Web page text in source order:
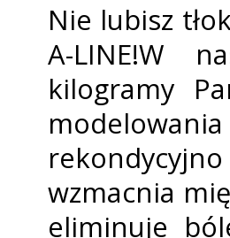
Nie lubisz
A-LINE!W
kilogramy
rekondycyjno
wzmacnia
eliminuje